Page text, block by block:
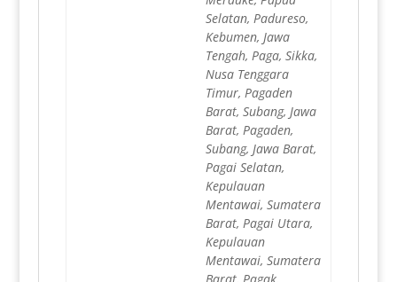
Selatan, Padureso,
Kebumen, Jawa
Tengah, Paga, Sikka,
Nusa Tenggara
Timur, Pagaden
Barat, Subang, Jawa
Barat, Pagaden,
Subang, Jawa Barat,
Pagai Selatan,
Kepulauan
Mentawai, Sumatera
Barat, Pagai Utara,
Kepulauan
Mentawai, Sumatera